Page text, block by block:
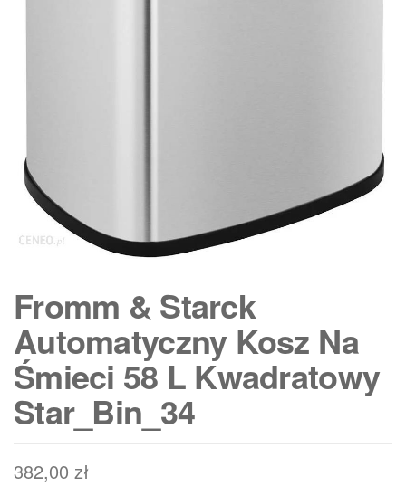
Fromm & Starck
Automatyczny Kosz Na
Śmieci 58 L Kwadratowy
Star_Bin_34
382,00 zł